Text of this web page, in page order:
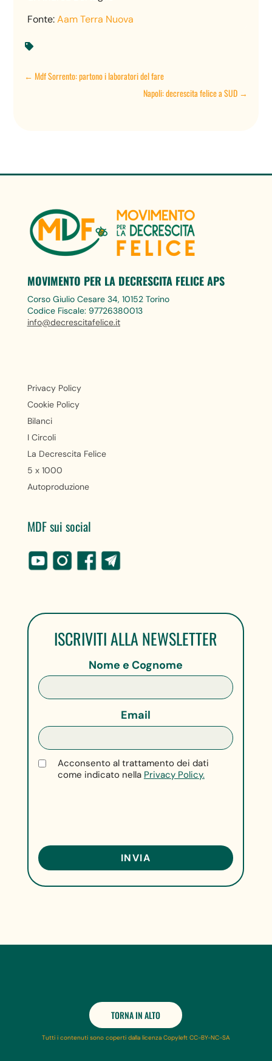
Fonte:Aam Terra Nuova

←Mdf Sorrento: partono i laboratori del fare
Napoli: decrescita felice a SUD→
MOVIMENTO PER LA DECRESCITA FELICE APS
Corso Giulio Cesare 34, 10152 Torino
Codice Fiscale: 97726380013
info@decrescitafelice.it
Privacy Policy
Cookie Policy
Bilanci
I Circoli
La Decrescita Felice
5 x 1000
Autoproduzione
MDF sui social
ISCRIVITI ALLA NEWSLETTER
Nome e Cognome
Email
Acconsento al trattamento dei dati
come indicato nella Privacy Policy.
TORNA IN ALTO
Tutti i contenuti sono coperti dalla licenza Copyleft CC-BY-NC-SA